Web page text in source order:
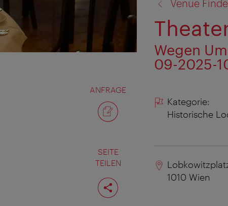
ANFRAGE
SEITE
TEILEN
Seite
teilen
Venue
Wegen
09-2025-
Kategorie:
Historische
1010Wien